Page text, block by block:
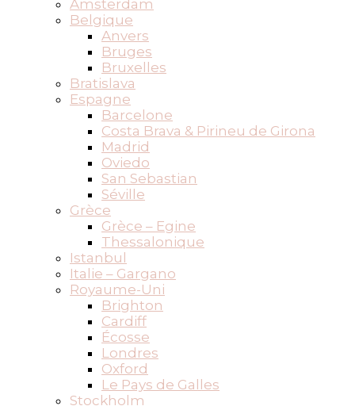
Amsterdam
Belgique
Anvers
Bruges
Bruxelles
Bratislava
Espagne
Barcelone
Costa Brava & Pirineu de Girona
Madrid
Oviedo
San Sebastian
Séville
Grèce
Grèce – Egine
Thessalonique
Istanbul
Italie – Gargano
Royaume-Uni
Brighton
Cardiff
Écosse
Londres
Oxford
Le Pays de Galles
Stockholm